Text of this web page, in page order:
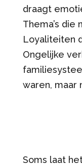
draagt
Thema’s die
Loyaliteiten
Ongelijke
waren, maar
Soms laat